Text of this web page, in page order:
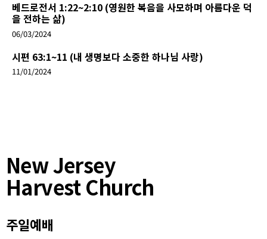
베드로전서 1:22~2:10 (영원한 복음을 사모하며 아름다운 덕
을 전하는 삶)
06/03/2024
시편 63:1~11 (내 생명보다 소중한 하나님 사랑)
11/01/2024
New Jersey
Harvest Church
주일예배